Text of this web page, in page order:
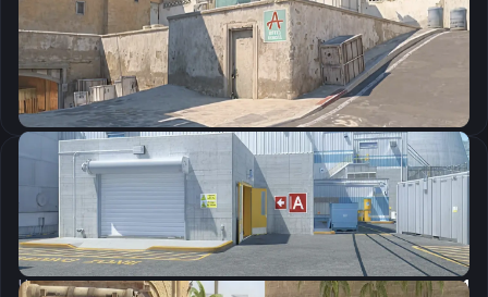
CSGO-66eiw-cdpSD-PBpkJ-b7rLR-dmmHB
Скопировать
Настройки мыши
DPI:
400
Чувствительность мыши в игре:
1.8
Чувствительность мыши в зуме:
1